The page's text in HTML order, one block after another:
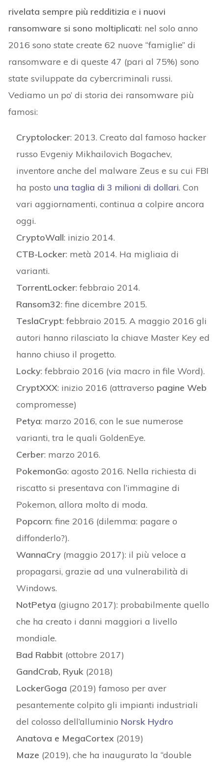
rivelata sempre più redditizia e i nuovi
ransomware si sono moltiplicati: nel solo anno
2016 sono state create 62 nuove “famiglie” di
ransomware e di queste 47 (pari al 75%) sono
state sviluppate da cybercriminali russi.
Vediamo un po’ di storia dei ransomware più
famosi:
Cryptolocker: 2013. Creato dal famoso hacker
russo Evgeniy Mikhailovich Bogachev,
inventore anche del malware Zeus e su cui FBI
ha posto una taglia di 3 milioni di dollari. Con
vari aggiornamenti, continua a colpire ancora
oggi.
CryptoWall: inizio 2014.
CTB-Locker: metà 2014. Ha migliaia di
varianti.
TorrentLocker: febbraio 2014.
Ransom32: fine dicembre 2015.
TeslaCrypt: febbraio 2015. A maggio 2016 gli
autori hanno rilasciato la chiave Master Key ed
hanno chiuso il progetto.
Locky: febbraio 2016 (via macro in file Word).
CryptXXX: inizio 2016 (attraverso pagine Web
compromesse)
Petya: marzo 2016, con le sue numerose
varianti, tra le quali GoldenEye.
Cerber: marzo 2016.
PokemonGo: agosto 2016. Nella richiesta di
riscatto si presentava con l’immagine di
Pokemon, allora molto di moda.
Popcorn: fine 2016 (dilemma: pagare o
diffonderlo?).
WannaCry (maggio 2017): il più veloce a
propagarsi, grazie ad una vulnerabilità di
Windows.
NotPetya (giugno 2017): probabilmente quello
che ha creato i danni maggiori a livello
mondiale.
Bad Rabbit (ottobre 2017)
GandCrab, Ryuk (2018)
LockerGoga (2019) famoso per aver
pesantemente colpito gli impianti industriali
del colosso dell’alluminio Norsk Hydro
Anatova e MegaCortex (2019)
Maze (2019), che ha inaugurato la “double